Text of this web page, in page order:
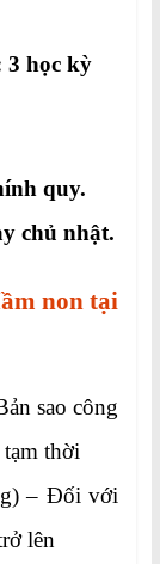
3 học kỳ
quy.
chủ nhật.
non tại
sao công
thời
– Đối với
lên